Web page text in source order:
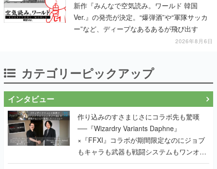
新作『みんなで空気読み。ワールド 韓国
Ver.』の発売が決定。“爆弾酒”や“軍隊サッカ
ー”など、ディープなあるあるが飛び出す
2026年8月6日
カテゴリーピックアップ
インタビュー
作り込みのすさまじさにコラボ先も驚嘆
──『Wizardry Variants Daphne』
×『FFXI』コラボが期間限定なのにジョブ
もキャラも武器も戦闘システムもワンオフ
で作り込まれた理由を両ディレクターに聞